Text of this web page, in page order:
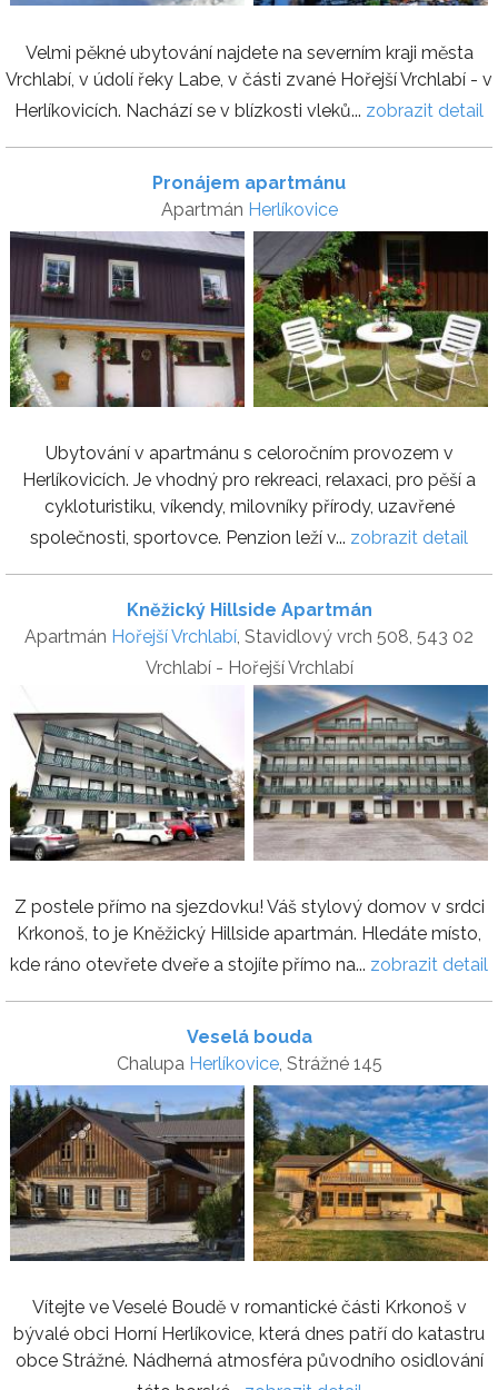
Velmi pěkné ubytování najdete na severním kraji města
Vrchlabí, v údolí řeky Labe, v části zvané Hořejší Vrchlabí - v
Herlíkovicích. Nachází se v blízkosti vleků... zobrazit detail
Pronájem apartmánu
Apartmán Herlíkovice
Ubytování v apartmánu s celoročním provozem v
Herlíkovicích. Je vhodný pro rekreaci, relaxaci, pro pěší a
cykloturistiku, víkendy, milovníky přírody, uzavřené
společnosti, sportovce. Penzion leží v... zobrazit detail
Kněžický Hillside Apartmán
Apartmán Hořejší Vrchlabí , Stavidlový vrch 508, 543 02
Vrchlabí - Hořejší Vrchlabí
Z postele přímo na sjezdovku! Váš stylový domov v srdci
Krkonoš, to je Kněžický Hillside apartmán. Hledáte místo,
kde ráno otevřete dveře a stojíte přímo na... zobrazit detail
Veselá bouda
Chalupa Herlíkovice, Strážné 145
Vítejte ve Veselé Boudě v romantické části Krkonoš v
bývalé obci Horní Herlíkovice, která dnes patří do katastru
obce Strážné. Nádherná atmosféra původního osidlování